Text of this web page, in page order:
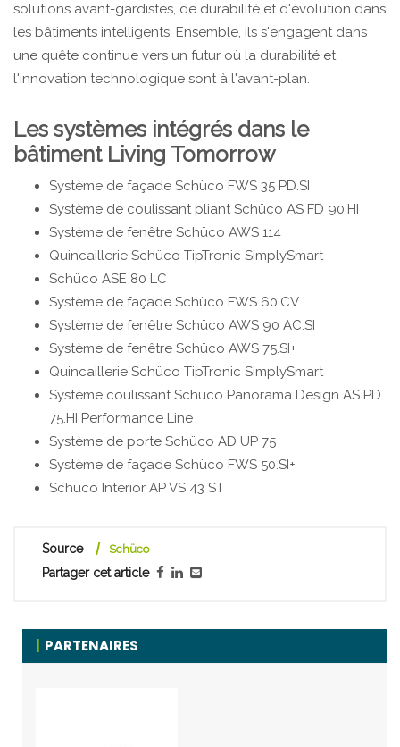
solutions avant-gardistes, de durabilité et d'évolution dans
les bâtiments intelligents. Ensemble, ils s'engagent dans
une quête continue vers un futur où la durabilité et
l'innovation technologique sont à l'avant-plan.
Les systèmes intégrés dans le
bâtiment Living Tomorrow
Système de façade Schüco FWS 35 PD.SI
Système de coulissant pliant Schüco AS FD 90.HI
Système de fenêtre Schüco AWS 114
Quincaillerie Schüco TipTronic SimplySmart
Schüco ASE 80 LC
Système de façade Schüco FWS 60.CV
Système de fenêtre Schüco AWS 90 AC.SI
Système de fenêtre Schüco AWS 75.SI+
Quincaillerie Schüco TipTronic SimplySmart
Système coulissant Schüco Panorama Design AS PD
75.HI Performance Line
Système de porte Schüco AD UP 75
Système de façade Schüco FWS 50.SI+
Schüco Interior AP VS 43 ST
Source Schüco
Partager cet article
PARTENAIRES